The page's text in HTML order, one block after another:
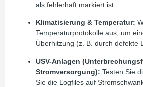
als fehlerhaft markiert ist.
Klimatisierung & Temperatur:
Temperaturprotokolle aus, um
Überhitzung (z. B. durch defekte
USV-Anlagen
Stromversorgung): Testen Sie
Sie die Logfiles auf